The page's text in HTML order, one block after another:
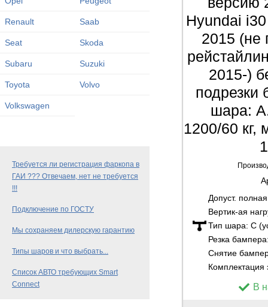
Renault Saab
Seat Skoda
Subaru Suzuki
Toyota Volvo
Volkswagen
Требуется ли регистрация фаркопа в
ГАИ ??? Отвечаем, нет не требуется
!!!
Подключение по ГОСТУ
Мы сохраняем дилерскую гарантию
Типы шаров и что выбрать...
Список АВТО требующих Smart
Connect
Hyundai
2015 (не
2015-)
подрезки
шара:
1200/60 кг,
Допуст.
Вертик-ая
Тип шара: C
Резка
Снятие
Комплектация
В